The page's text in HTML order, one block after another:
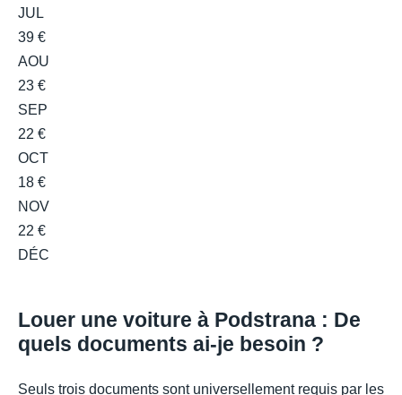
JUL
39 €
AOU
23 €
SEP
22 €
OCT
18 €
NOV
22 €
DÉC
Louer une voiture à Podstrana : De
quels documents ai-je besoin ?
Seuls trois documents sont universellement requis par les